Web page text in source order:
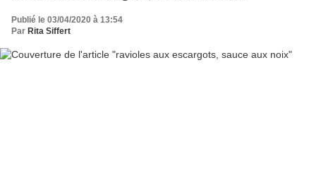
Publié le 03/04/2020 à 13:54
Par Rita Siffert